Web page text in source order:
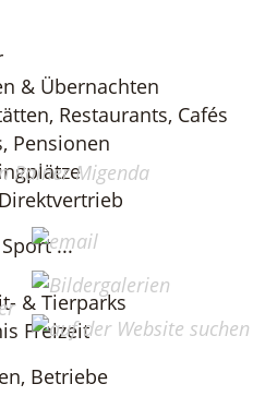
& Übernachten
Restaurants, Cafés
Pensionen
...
& Tierparks
Freizeit
Betriebe